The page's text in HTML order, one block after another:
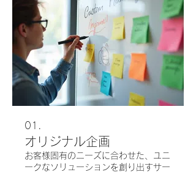
01.
オリジナル企画
お客様固有のニーズに合わせた、ユニ
ークなソリューションを創り出すサー